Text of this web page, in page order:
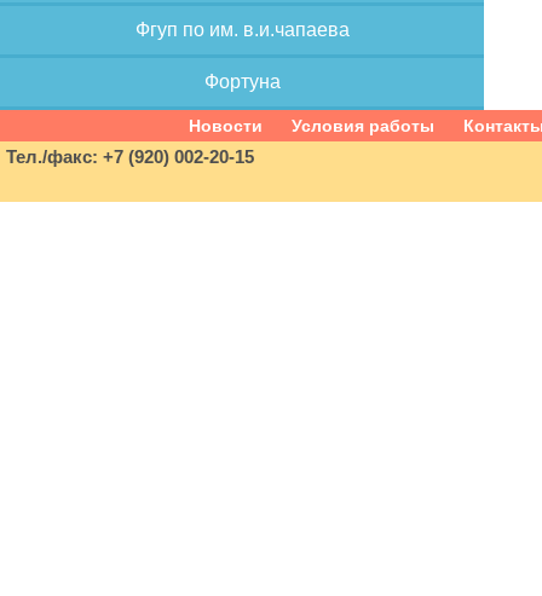
Фгуп по им. в.и.чапаева
Фортуна
Новости Условия работы
Тел./факс: +7 (920) 002-20-15